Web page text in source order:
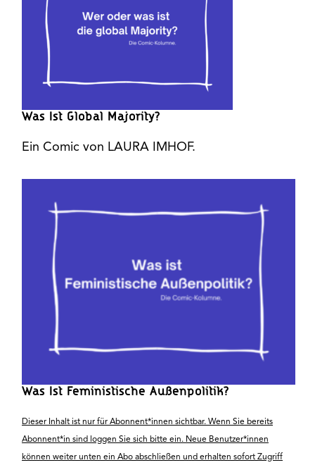
Was Ist Global Majority?
Ein Comic von LAURA IMHOF.
Was Ist Feministische Außenpolitik?
Dieser Inhalt ist nur für Abonnent*innen sichtbar. Wenn Sie bereits
Abonnent*in sind loggen Sie sich bitte ein. Neue Benutzer*innen
können weiter unten ein Abo abschließen und erhalten sofort Zugriff